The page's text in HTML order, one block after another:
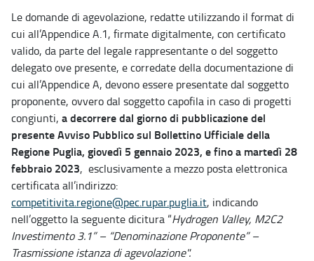
Le domande di agevolazione, redatte utilizzando il format di
cui all’Appendice A.1, firmate digitalmente, con certificato
valido, da parte del legale rappresentante o del soggetto
delegato ove presente, e corredate della documentazione di
cui all’Appendice A, devono essere presentate dal soggetto
proponente, ovvero dal soggetto capofila in caso di progetti
congiunti, a decorrere dal giorno di pubblicazione del
presente Avviso Pubblico sul Bollettino Ufficiale della
Regione Puglia, giovedì 5 gennaio 2023, e fino a martedì 28
febbraio 2023, esclusivamente a mezzo posta elettronica
certificata all’indirizzo:
competitivita.regione@pec.rupar.puglia.it, indicando
nell’oggetto la seguente dicitura “Hydrogen Valley, M2C2
Investimento 3.1” – “Denominazione Proponente” –
Trasmissione istanza di agevolazione".